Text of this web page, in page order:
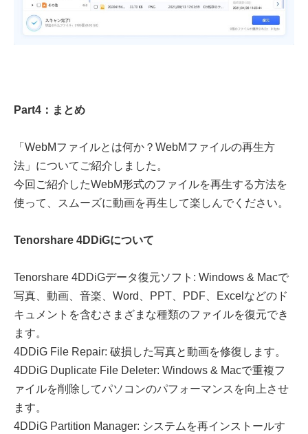
Part4：まとめ
「WebMファイルとは何か？WebMファイルの再生方
法」についてご紹介しました。
今回ご紹介したWebM形式のファイルを再生する方法を
使って、スムーズに動画を再生して楽しんでください。
Tenorshare 4DDiGについて
Tenorshare 4DDiGデータ復元ソフト: Windows & Macで
写真、動画、音楽、Word、PPT、PDF、Excelなどのド
キュメントを含むさまざまな種類のファイルを復元でき
ます。
4DDiG File Repair: 破損した写真と動画を修復します。
4DDiG Duplicate File Deleter: Windows & Macで重複フ
ァイルを削除してパソコンのパフォーマンスを向上させ
ます。
4DDiG Partition Manager: システムを再インストールす